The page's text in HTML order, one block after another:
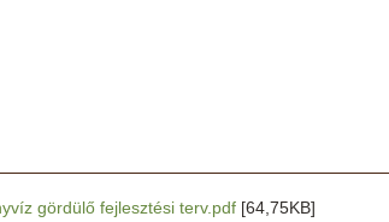
gördülő fejlesztési terv.pdf [64,75KB]